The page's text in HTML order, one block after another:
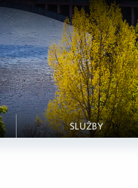
SLUŽBY